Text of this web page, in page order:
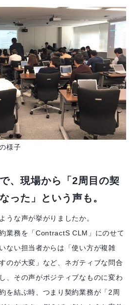
様子
、現場から「2周目の契
った」という声も。
うな声が挙がりましたか。
業務を「ContractS CLM」にのせて
ない担当者からは「使い方が複雑
のが大変」など、ネガティブな問合
、その声がポジティブなものに変わ
を結ぶ時、つまり契約業務が「2周